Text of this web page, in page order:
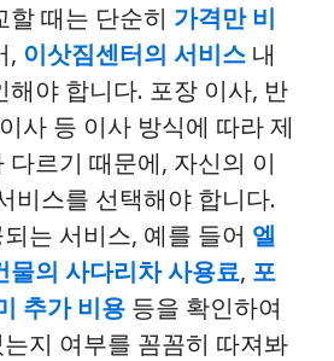
할 때는 단순히 가격만 비
, 이삿짐센터의 서비스 내
해야 합니다. 포장 이사, 반
사 등 이사 방식에 따라 제
다르기 때문에, 자신의 이
비스를 선택해야 합니다.
는 서비스, 예를 들어 엘
물의 사다리차 사용료, 포
추가 비용 등을 확인하여
지 여부를 꼼꼼히 따져봐